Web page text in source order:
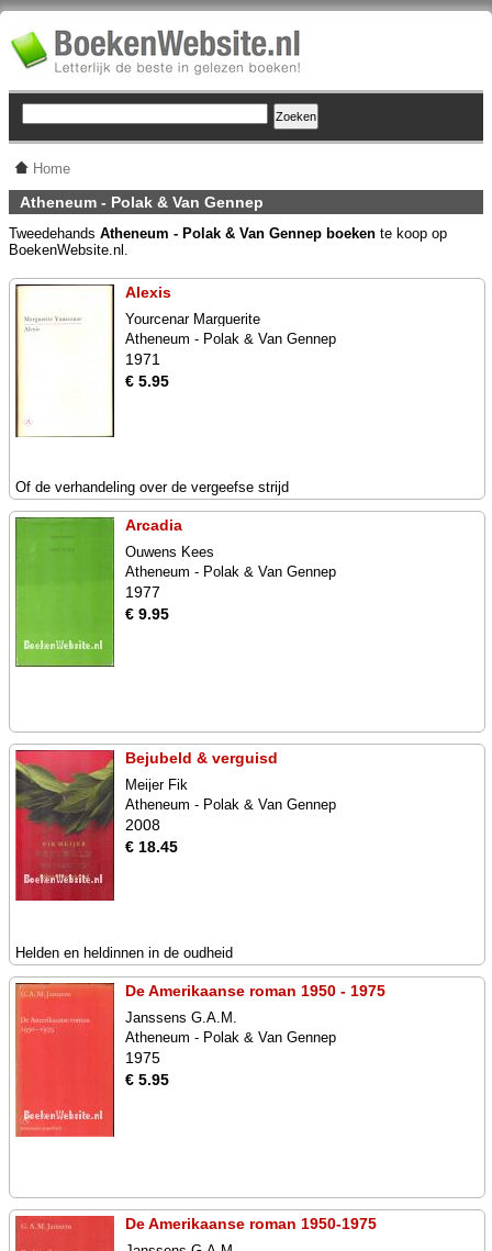
Home
Atheneum - Polak & Van Gennep
Tweedehands Atheneum - Polak & Van Gennep boeken te koop op
BoekenWebsite.nl.
Alexis
Yourcenar Marguerite
Atheneum - Polak & Van Gennep
1971
€ 5.95
Of de verhandeling over de vergeefse strijd
Arcadia
Ouwens Kees
Atheneum - Polak & Van Gennep
1977
€ 9.95
Bejubeld & verguisd
Meijer Fik
Atheneum - Polak & Van Gennep
2008
€ 18.45
Helden en heldinnen in de oudheid
De Amerikaanse roman 1950 - 1975
Janssens G.A.M.
Atheneum - Polak & Van Gennep
1975
€ 5.95
De Amerikaanse roman 1950-1975